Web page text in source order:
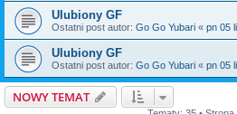
Ulubiony GF
Ostatni post autor: Go Go Yubari « pn 05
Ulubiony GF
Ostatni post autor: Go Go Yubari « pn 05
NOWY TEMAT